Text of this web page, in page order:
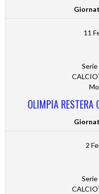
11
OLIMPIA RESTERA
2